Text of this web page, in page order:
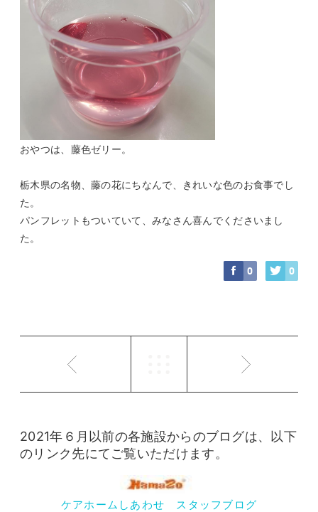
おやつは、藤色ゼリー。
栃木県の名物、藤の花にちなんで、きれいな色のお食事でし
た。
パンフレットもついていて、みなさん喜んでくださいまし
た。
0 0
2021年６月以前の各施設からのブログは、以下
のリンク先にてご覧いただけます。
ケアホームしあわせ スタッフブログ